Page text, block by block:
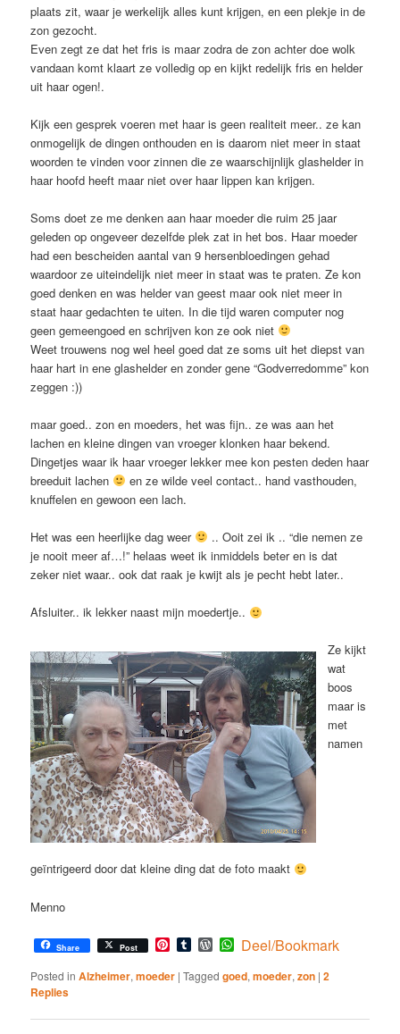
plaats zit, waar je werkelijk alles kunt krijgen, en een plekje in de
zon gezocht.
Even zegt ze dat het fris is maar zodra de zon achter doe wolk
vandaan komt klaart ze volledig op en kijkt redelijk fris en helder
uit haar ogen!.
Kijk een gesprek voeren met haar is geen realiteit meer.. ze kan
onmogelijk de dingen onthouden en is daarom niet meer in staat
woorden te vinden voor zinnen die ze waarschijnlijk glashelder in
haar hoofd heeft maar niet over haar lippen kan krijgen.
Soms doet ze me denken aan haar moeder die ruim 25 jaar
geleden op ongeveer dezelfde plek zat in het bos. Haar moeder
had een bescheiden aantal van 9 hersenbloedingen gehad
waardoor ze uiteindelijk niet meer in staat was te praten. Ze kon
goed denken en was helder van geest maar ook niet meer in
staat haar gedachten te uiten. In die tijd waren computer nog
geen gemeengoed en schrijven kon ze ook niet
Weet trouwens nog wel heel goed dat ze soms uit het diepst van
haar hart in ene glashelder en zonder gene “Godverredomme” kon
zeggen :))
maar goed.. zon en moeders, het was fijn.. ze was aan het
lachen en kleine dingen van vroeger klonken haar bekend.
Dingetjes waar ik haar vroeger lekker mee kon pesten deden haar
breeduit lachen
en ze wilde veel contact.. hand vasthouden,
knuffelen en gewoon een lach.
Het was een heerlijke dag weer
.. Ooit zei ik .. “die nemen ze
je nooit meer af…!” helaas weet ik inmiddels beter en is dat
zeker niet waar.. ook dat raak je kwijt als je pecht hebt later..
Afsluiter.. ik lekker naast mijn moedertje..
Ze kijkt
wat
boos
maar is
met
namen
geïntrigeerd door dat kleine ding dat de foto maakt
Menno
Share Post Pinterest
TumblrWordPress
WhatsApp
Deel/Bookmark
Posted in Alzheimer,moeder |Tagged goed,moeder,zon |2
Replies